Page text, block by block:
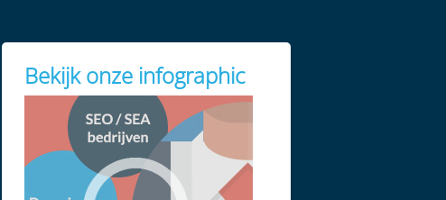
Bekijk onze infographic